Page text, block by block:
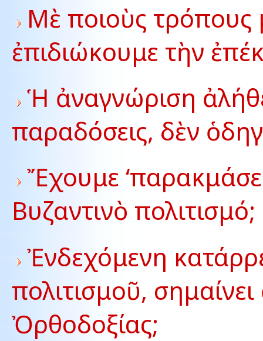
Μὲ ποιοὺς
ἐπιδιώκουμε τὴν
Ἡ ἀναγνώριση
παραδόσεις, δὲν
Ἔχουμε
Βυζαντινὸ πολιτισμό;
Ἐνδεχόμενη
πολιτισμοῦ,
Ὀρθοδοξίας;